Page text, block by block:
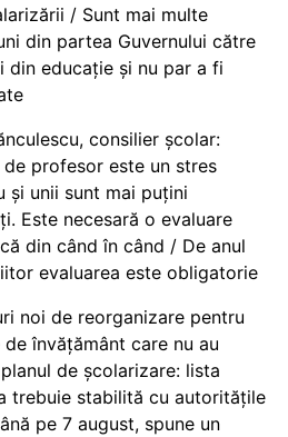
/ Sunt mai multe
din partea Guvernului către
din educație și nu par a fi
consilier școlar:
de profesor este un stres
și unii sunt mai puțini
Este necesară o evaluare
din când în când / De anul
evaluarea este obligatorie
noi de reorganizare pentru
învățământ care nu au
de școlarizare: lista
trebuie stabilită cu autoritățile
pe 7 august, spune un